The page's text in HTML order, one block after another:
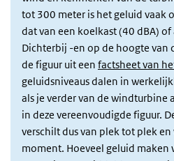
tot 300 meter is het geluid vaak
dat van een koelkast (40 dBA)
Dichterbij -en op de hoogte van
de figuur uit een factsheet van
geluidsniveaus dalen in
als je verder van de windturbine
in deze vereenvoudigde figuur.
verschilt dus van plek tot plek
moment. Hoeveel geluid